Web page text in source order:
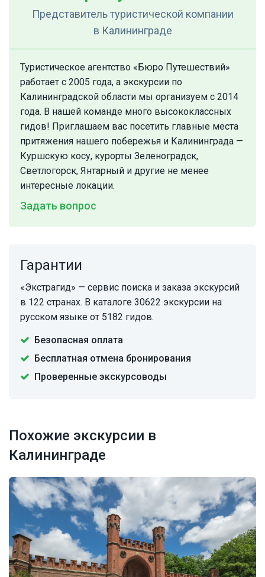
Представитель туристической компании
в Калининграде
Туристическое агентство «Бюро Путешествий»
работает с 2005 года, а экскурсии по
Калининградской области мы организуем с 2014
года. В нашей команде много высококлассных
гидов! Приглашаем вас посетить главные места
притяжения нашего побережья и Калининграда —
Куршскую косу, курорты Зеленоградск,
Светлогорск, Янтарный и другие не менее
интересные локации.
Задать вопрос
Гарантии
«Экстрагид» — сервис поиска и заказа экскурсий
в 122 странах. В каталоге 30622 экскурсии на
русском языке от 5182 гидов.
Безопасная оплата
Бесплатная отмена бронирования
Проверенные экскурсоводы
Похожие экскурсии в
Калининграде